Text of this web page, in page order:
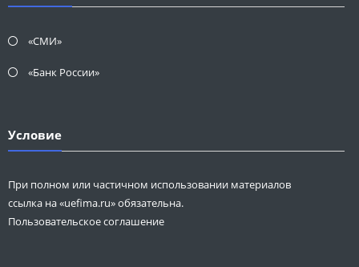
«СМИ»
«Банк России»
Условие
При полном или частичном использовании материалов
ссылка на «uefima.ru» обязательна.
Пользовательское соглашение